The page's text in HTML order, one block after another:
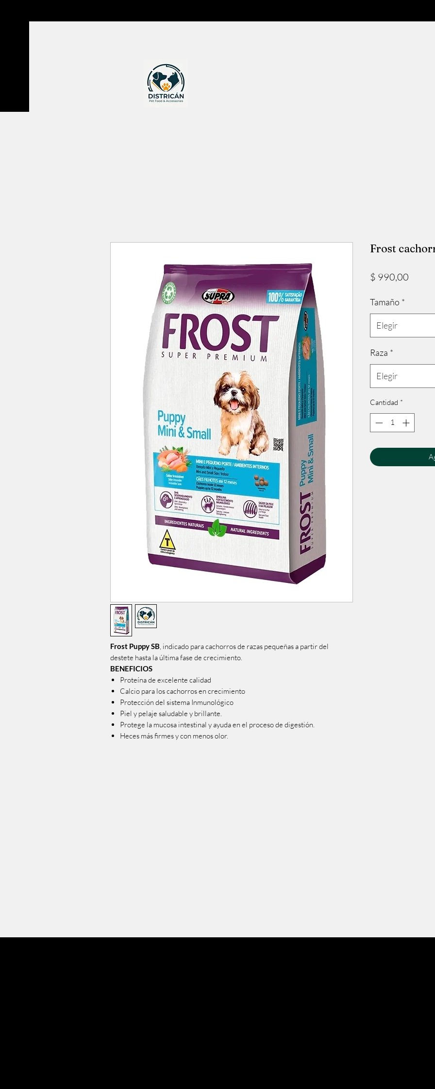
Frost Puppy SB, indicado para cachorros de razas pequeñas a partir del
destete hasta la última fase de crecimiento.
BENEFICIOS
Proteína de excelente calidad
Calcio para los cachorros en crecimiento
Protección del sistema Inmunológico
Piel y pelaje saludable y brillante.
Protege la mucosa intestinal y ayuda en el proceso de digestión.
Heces más firmes y con menos olor.
Frost
$ 990,00
Tamaño *
Elegir
Raza *
Elegir
Cantidad *